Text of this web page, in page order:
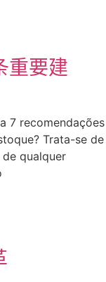
重要建
7 recomendações
Trata-se de
qualquer